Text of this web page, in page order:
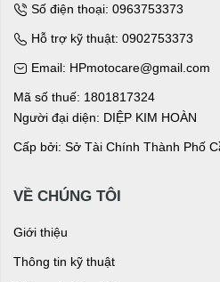
Số điện thoại: 0963753373
Hỗ trợ kỹ thuật: 0902753373
Email: HPmotocare@gmail.com
Mã số thuế: 1801817324
Người đại diện: DIỆP KIM HOÀN
Cấp bởi: Sở Tài Chính Thành Phố
VỀ CHÚNG TÔI
Giới thiệu
Thông tin kỹ thuật